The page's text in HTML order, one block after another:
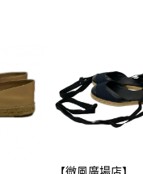
【微風廣場店】